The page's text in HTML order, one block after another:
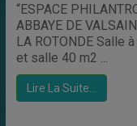
“ESPACE
ABBAYE DE
LA ROTONDE Salle
et salle 40 m2 ...
Lire La Suite…